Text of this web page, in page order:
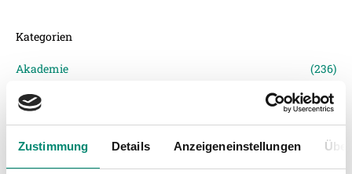
Zustimmung Details Anzeigeneinstellungen
Kategorien
Akademie
(236)
Allgemeine News
(606)
Junge Wikinger Ried
(413)
Nachwuchs
(74)